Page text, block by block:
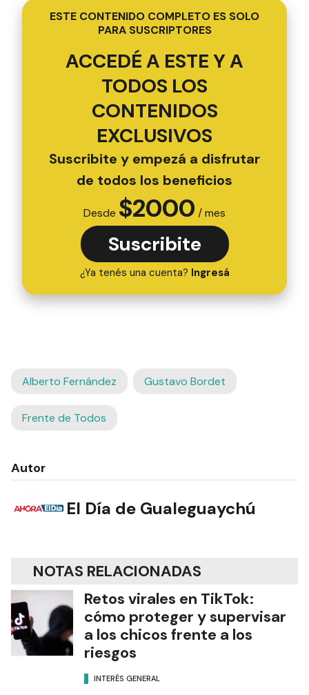
ESTE CONTENIDO COMPLETO ES SOLO
PARA SUSCRIPTORES
ACCEDÉ A ESTE Y A
TODOS LOS
CONTENIDOS
EXCLUSIVOS
Suscribite y empezá a disfrutar
de todos los beneficios
Desde $2000 / mes
Suscribite
¿Ya tenés una cuenta? Ingresá
Alberto Fernández Gustavo Bordet
Frente de Todos
Autor
El Día de Gualeguaychú
NOTAS RELACIONADAS
Retos virales en TikTok:
cómo proteger y supervisar
a los chicos frente a los
riesgos
INTERÉS GENERAL